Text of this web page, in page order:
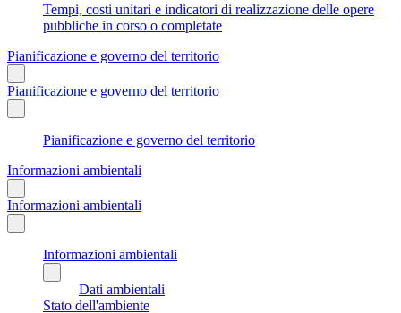
Tempi, costi unitari e indicatori di realizzazione delle opere
pubbliche in corso o completate
Pianificazione e governo del territorio
Pianificazione e governo del territorio
Pianificazione e governo del territorio
Informazioni ambientali
Informazioni ambientali
Informazioni ambientali
Dati ambientali
Stato dell'ambiente